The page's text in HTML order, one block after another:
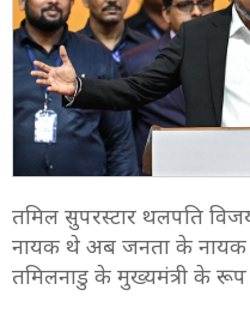
तमिल सुपरस्टार थलपति
नायक थे अब जनता के
तमिलनाडु के मुख्यमंत्री के